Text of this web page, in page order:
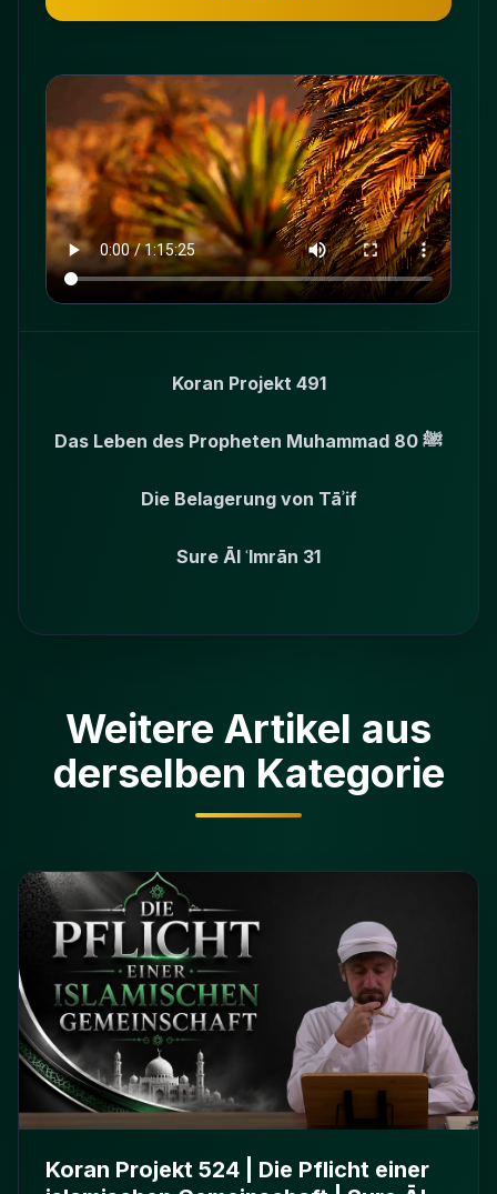
Koran Projekt 491
Das Leben des Propheten Muhammad ﷺ 80
Die Belagerung von Tāʾif
Sure Āl ʿImrān 31
Weitere Artikel aus
derselben Kategorie
Koran Projekt 524 | Die Pflicht einer